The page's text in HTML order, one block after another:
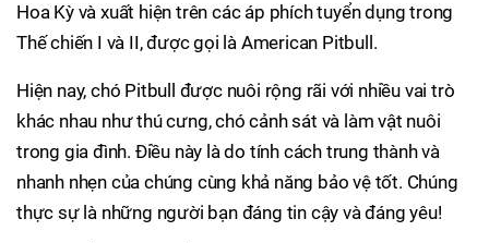
Hoa Kỳ và xuất hiện trên các áp phích tuyển dụng trong
Thế chiến I và II, được gọi là American Pitbull.
Hiện nay, chó Pitbull được nuôi rộng rãi với nhiều vai trò
khác nhau như thú cưng, chó cảnh sát và làm vật nuôi
trong gia đình. Điều này là do tính cách trung thành và
nhanh nhẹn của chúng cùng khả năng bảo vệ tốt. Chúng
thực sự là những người bạn đáng tin cậy và đáng yêu!